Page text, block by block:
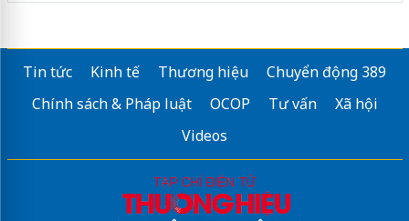
Tin tức Kinh tế Thương hiệu
Chuyển động 389
Chính sách & Pháp luật
OCOP Tư vấn
Xã hội
Videos